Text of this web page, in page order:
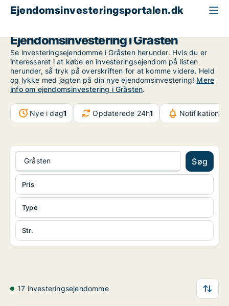
Ejendomsinvesteringsportalen.dk
Ejendomsinvestering i Gråsten
Se investeringsejendomme i Gråsten herunder. Hvis du er
interesseret i at købe en investeringsejendom på listen
herunder, så tryk på overskriften for at komme videre. Held
og lykke med jagten på din nye ejendomsinvestering! Mere
info om ejendomsinvestering i Gråsten.
Nye i dag1 Opdaterede 24h1 Notifikationer
Gråsten Søg
Type
Str.
Pris
17 investeringsejendomme